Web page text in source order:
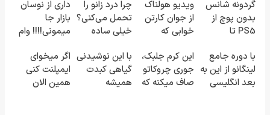
گردونه شانس
بدون پوچ از
PS5 تا
کوین 🔥
ویدیو هولناک
از جوان کارتن
خوابی که
آموزش رایگان
چرا درد زانو را
تحمل می‌کنی؟
خیلی ساده
درمانش کن
داری از نوسان
بازار جا
میمونی!!!! وام
💰
با دوره جامع
لینگانو از این به
بعد انگلیسی
این کرم جلبک،
جوری چروکاتو
صاف میکنه که
با این نوشیدنی
گیاهی کبدت
همیشه
اگر میخوای
ایمپلنت کنی
همین الان